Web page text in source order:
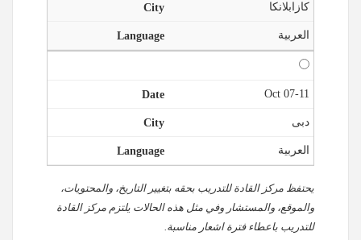
كازابلانكا
العربية
07-11 Oct
دبى
العربية
يحتفظ مركز القادة للتدريب بحقه بتغيير التاريخ، والمحتويات،
والموقع، والمستشار وفي مثل هذه الحالات يلتزم مركز القادة
للتدريب باعطاء فترة اشعار مناسبة.